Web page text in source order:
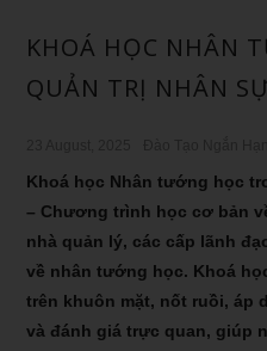
KHOÁ HỌC NHÂN
QUẢN TRỊ NHÂN
Khoá học Nhân tướng học
– Chương trình học cơ bản
nhà quản lý, các cấp lãnh
về nhân tướng học. Khoá
trên khuôn mặt, nốt ruồi, áp
và đánh giá trực quan, giúp